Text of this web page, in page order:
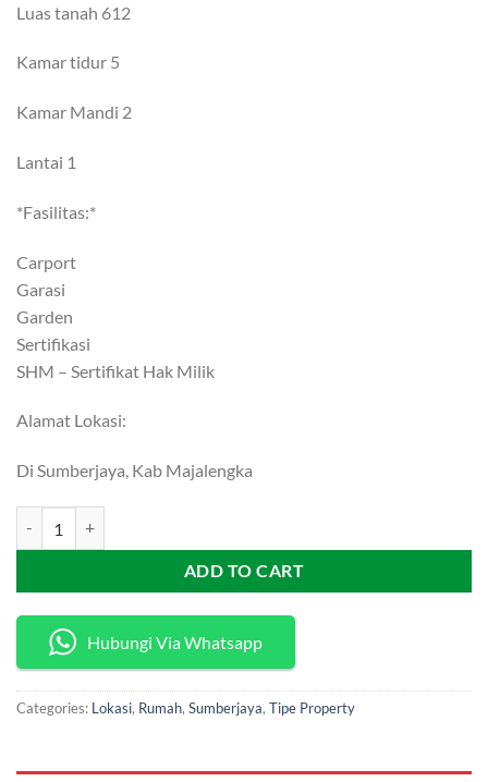
Luas tanah 612
Kamar tidur 5
Kamar Mandi 2
Lantai 1
*Fasilitas:*
Carport
Garasi
Garden
Sertifikasi
SHM – Sertifikat Hak Milik
Alamat Lokasi:
Di Sumberjaya, Kab Majalengka
ADD TO CART
Hubungi Via Whatsapp
Categories: Lokasi, Rumah, Sumberjaya, Tipe Property